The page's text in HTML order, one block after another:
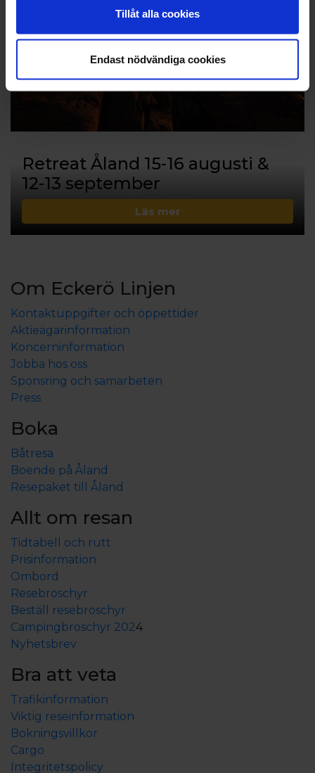
Tillåt alla cookies
Endast nödvändiga cookies
Retreat Åland 15-16 augusti &
12-13 september
Läs mer
Om Eckerö Linjen
Kontaktuppgifter och öppettider
Aktieägarinformation
Koncerninformation
Jobba hos oss
Sponsring och samarbeten
Press
Boka
Båtresa
Boende på Åland
Resepaket till Åland
Allt om resan
Tidtabell och rutt
Prisinformation
Ombord
Resebroschyr
Beställ resebroschyr
Campingbroschyr 2024
Nyhetsbrev
Bra att veta
Trafikinformation
Viktig reseinformation
Bokningsvillkor
Cargo
Integritetspolicy